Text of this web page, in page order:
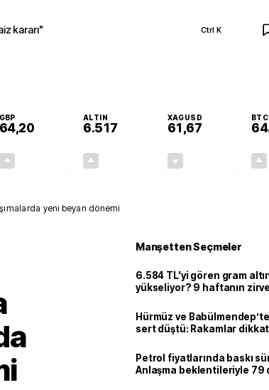
kararı" Ctrl K
GBP
64,20
ALTIN
6.517
XAGUSD
61,67
BTC
yeni beyan dönemi
Manşetten Seçmeler
6.584 TL'yi gören gram
yükseliyor? 9 haftanın
Hürmüz ve
sert düştü: Rakamlar
Petrol fiyatlarında baskı
Anlaşma beklentileriyle 79